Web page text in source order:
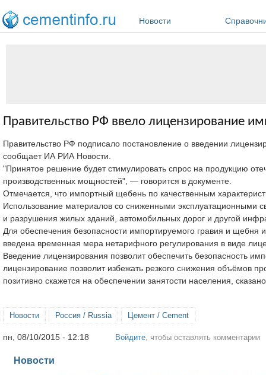
Новости
Правительство РФ ввело лицензирование
Правительство РФ подписало постановление о введении
сообщает ИА РИА Новости.
"Принятое решение будет стимулировать спрос на продукцию
производственных мощностей", — говорится в документе.
Отмечается, что импортный щебень по качественным
Использование материалов со сниженными эксплуатационными
и разрушения жилых зданий, автомобильных дорог и другой
Для обеспечения безопасности импортируемого гравия и
введена временная мера нетарифного регулирования в виде
Введение лицензирования позволит обеспечить безопасность
лицензирование позволит избежать резкого снижения объёмов
позитивно скажется на обеспечении занятости населения,
Новости Россия / Russia Цемент / Cement
пн, 08/10/2015 - 12:18 Войдите , чтобы оставлять комментарии
Новости